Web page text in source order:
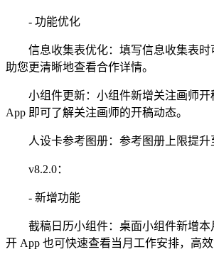
- 功能优化
信息收集表优化：填写信息收集表时
助您更清晰地查看合作详情。
小组件更新：小组件新增关注画师开
App 即可了解关注画师的开稿动态。
人设卡参考图册：参考图册上限提升
v8.2.0：
- 新增功能
截稿日历小组件：桌面小组件新增本
开 App 也可快速查看当月工作安排，高效